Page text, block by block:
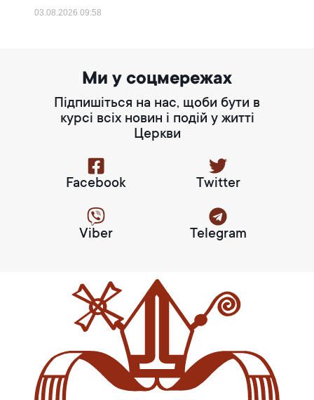
03.08.202609:58
Ми у соцмережах
Підпишіться на нас, щоби бути в
курсі всіх новин і подій у житті
Церкви
Facebook Twitter
Viber Telegram